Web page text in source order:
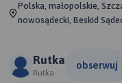
Polska, małopolskie,
nowosądecki, Beskid
Rutka
Rutka
obserwuj